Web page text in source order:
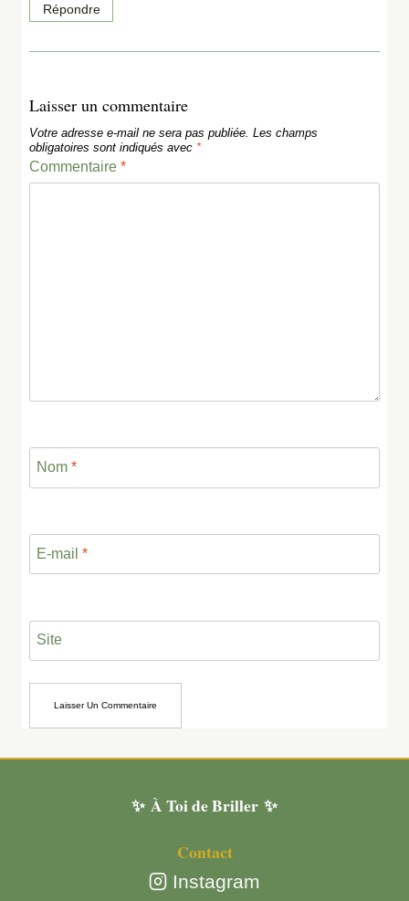
Répondre
Laisser un commentaire
Votre adresse e-mail ne sera pas publiée. Les champs
obligatoires sont indiqués avec *
Commentaire *
Nom *
E-mail *
Site
✨ À Toi de Briller ✨
Contact
Instagram